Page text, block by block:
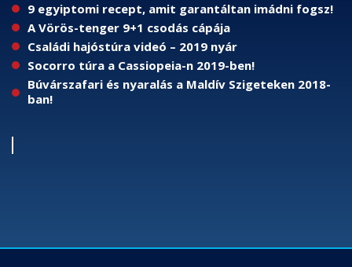
9 egyiptomi recept, amit garantáltan imádni fogsz!
A Vörös-tenger 9+1 csodás cápája
Családi hajóstúra videó – 2019 nyár
Socorro túra a Cassiopeia-n 2019-ben!
Búvárszafari és nyaralás a Maldív Szigeteken 2018-
ban!